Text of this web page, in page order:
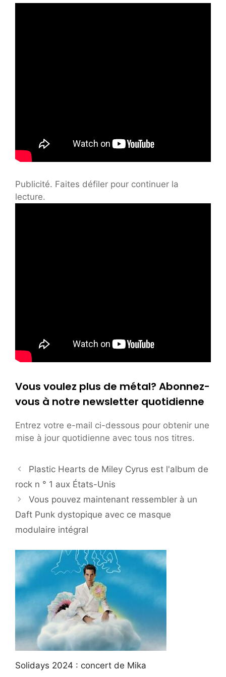
Publicité. Faites défiler pour continuer la
lecture.
Vous voulez plus de métal? Abonnez-
vous à notre newsletter quotidienne
Entrez votre e-mail ci-dessous pour obtenir une
mise à jour quotidienne avec tous nos titres.
Plastic Hearts de Miley Cyrus est l'album de
rock n ° 1 aux États-Unis
Vous pouvez maintenant ressembler à un
Daft Punk dystopique avec ce masque
modulaire intégral
Solidays 2024 : concert de Mika